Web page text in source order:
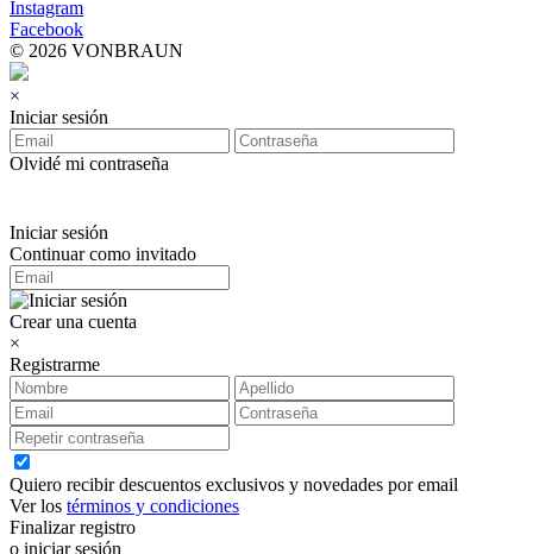
Instagram
Facebook
© 2026 VONBRAUN
×
Iniciar sesión
Olvidé mi contraseña
Iniciar sesión
Continuar como invitado
Crear una cuenta
×
Registrarme
Quiero recibir descuentos exclusivos y novedades por email
Ver los términos y condiciones
Finalizar registro
o iniciar sesión